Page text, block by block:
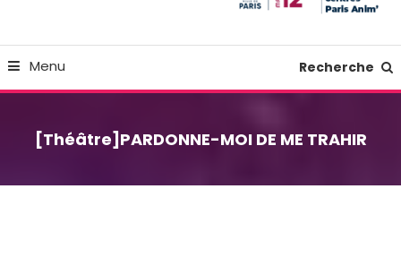
Menu Recherche
[Théâtre]PARDONNE-MOI DE ME TRAHIR